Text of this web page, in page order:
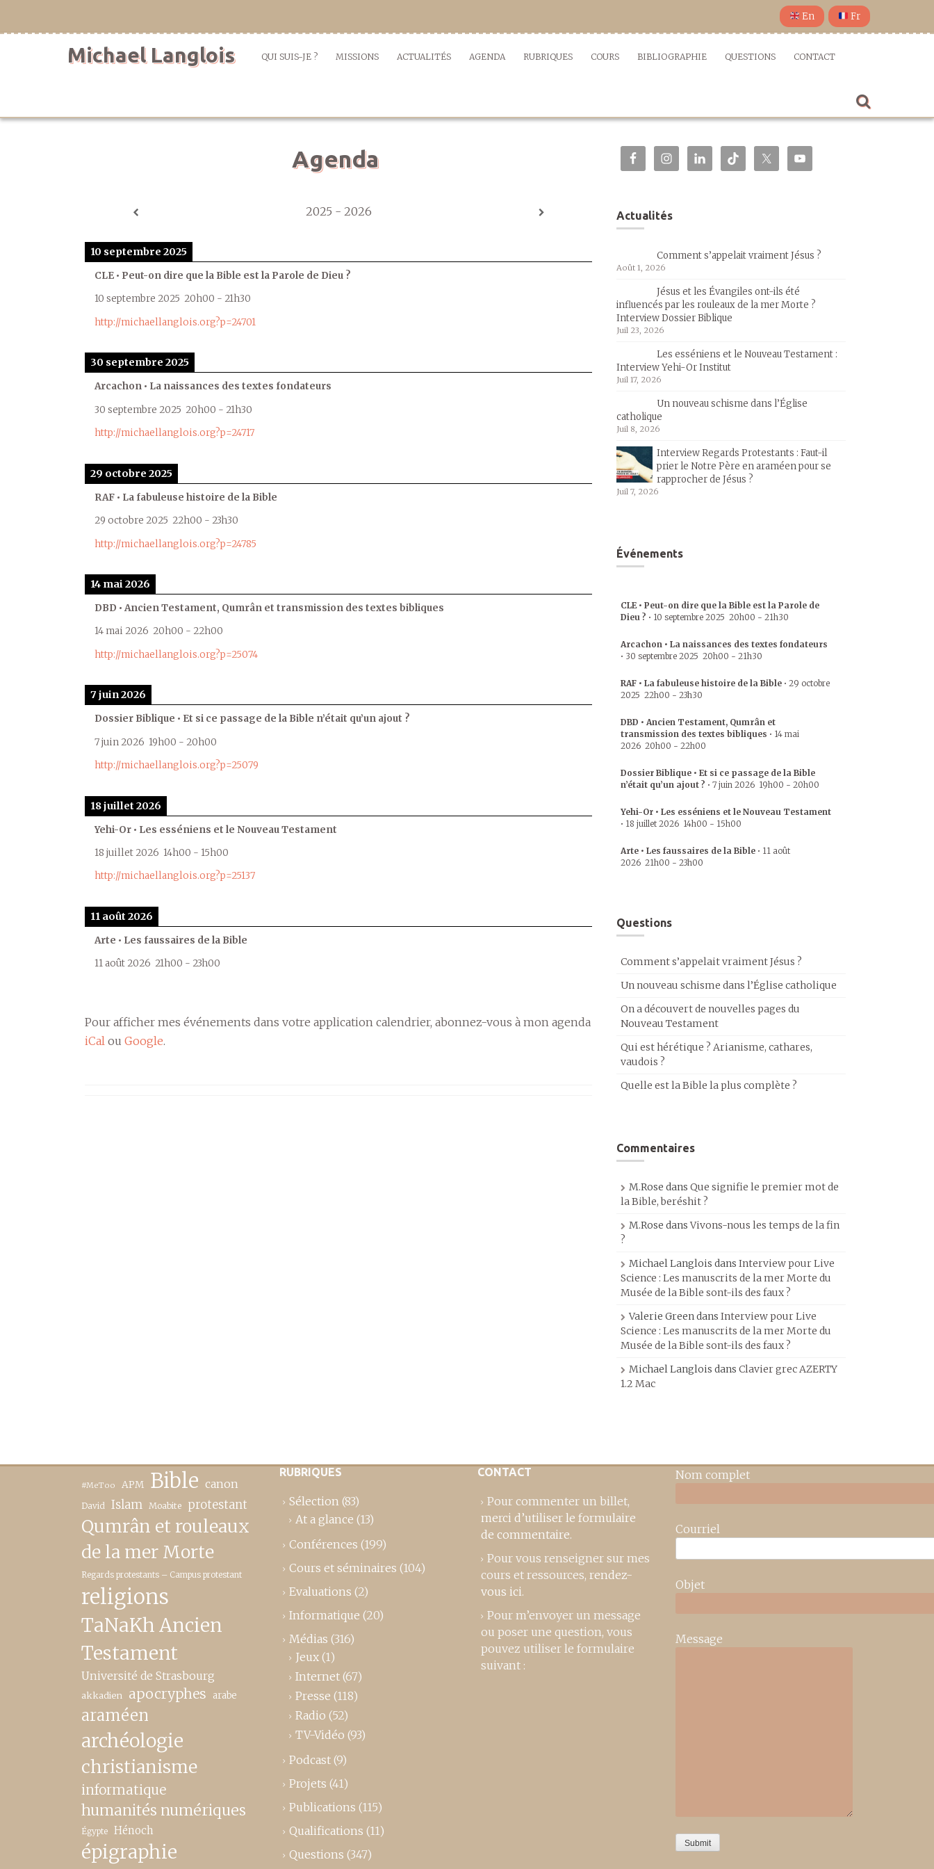
En Fr
Michael Langlois QUI SUIS-JE ? MISSIONS ACTUALITÉS AGENDA RUBRIQUES COURS BIBLIOGRAPHIE QUESTIONS CONTACT
Agenda
2025 - 2026
10 septembre 2025
CLE • Peut-on dire que la Bible est la Parole de Dieu ?
10 septembre 2025 20h00 - 21h30
http://michaellanglois.org?p=24701
30 septembre 2025
Arcachon • La naissances des textes fondateurs
30 septembre 2025 20h00 - 21h30
http://michaellanglois.org?p=24717
29 octobre 2025
RAF • La fabuleuse histoire de la Bible
29 octobre 2025 22h00 - 23h30
http://michaellanglois.org?p=24785
14 mai 2026
DBD • Ancien Testament, Qumrân et transmission des textes bibliques
14 mai 2026 20h00 - 22h00
http://michaellanglois.org?p=25074
7 juin 2026
Dossier Biblique • Et si ce passage de la Bible n’était qu’un ajout ?
7 juin 2026 19h00 - 20h00
http://michaellanglois.org?p=25079
18 juillet 2026
Yehi-Or • Les esséniens et le Nouveau Testament
18 juillet 2026 14h00 - 15h00
http://michaellanglois.org?p=25137
11 août 2026
Arte • Les faussaires de la Bible
11 août 2026 21h00 - 23h00
Pour afficher mes événements dans votre application calendrier, abonnez-vous à mon agenda
iCal ou Google.
Actualités
Comment s’appelait vraiment Jésus ?
Août 1, 2026
Jésus et les Évangiles ont-ils été
influencés par les rouleaux de la mer Morte ?
Interview Dossier Biblique
Juil 23, 2026
Les esséniens et le Nouveau Testament :
Interview Yehi-Or Institut
Juil 17, 2026
Un nouveau schisme dans l’Église
catholique
Juil 8, 2026
Interview Regards Protestants : Faut-il
prier le Notre Père en araméen pour se
rapprocher de Jésus ?
Juil 7, 2026
Événements
CLE • Peut-on dire que la Bible est la Parole de
Dieu ? • 10 septembre 2025 20h00 - 21h30
Arcachon • La naissances des textes fondateurs
• 30 septembre 2025 20h00 - 21h30
RAF • La fabuleuse histoire de la Bible • 29 octobre
2025 22h00 - 23h30
DBD • Ancien Testament, Qumrân et
transmission des textes bibliques • 14 mai
2026 20h00 - 22h00
Dossier Biblique • Et si ce passage de la Bible
n’était qu’un ajout ? • 7 juin 2026 19h00 - 20h00
Yehi-Or • Les esséniens et le Nouveau Testament
• 18 juillet 2026 14h00 - 15h00
Arte • Les faussaires de la Bible • 11 août
2026 21h00 - 23h00
Questions
Comment s’appelait vraiment Jésus ?
Un nouveau schisme dans l’Église catholique
On a découvert de nouvelles pages du
Nouveau Testament
Qui est hérétique ? Arianisme, cathares,
vaudois ?
Quelle est la Bible la plus complète ?
Commentaires
M.Rose dans Que signifie le premier mot de
la Bible, beréshit ?
M.Rose dansVivons-nous les temps de la fin
?
Michael Langlois dans Interview pour Live
Science : Les manuscrits de la mer Morte du
Musée de la Bible sont-ils des faux ?
Valerie Greendans Interview pour Live
Science : Les manuscrits de la mer Morte du
Musée de la Bible sont-ils des faux ?
Michael Langlois dans Clavier grec AZERTY
1.2 Mac
#MeToo APM Bible canon
David Islam Moabite protestant
Qumrân et rouleaux
de la mer Morte
Regards protestants – Campus protestant
religions
TaNaKh Ancien
Testament
Université de Strasbourg
akkadien apocryphes arabe
araméen
archéologie
christianisme
informatique
humanités numériques
Égypte Hénoch
épigraphie
RUBRIQUES
Sélection (83)
At a glance (13)
Conférences (199)
Cours et séminaires (104)
Evaluations (2)
Informatique (20)
Médias (316)
Jeux (1)
Internet (67)
Presse (118)
Radio (52)
TV-Vidéo (93)
Podcast (9)
Projets (41)
Publications (115)
Qualifications (11)
Questions (347)
CONTACT
Pour commenter un billet,
merci d’utiliser le formulaire
de commentaire.
Pour vous renseigner sur mes
cours et ressources, rendez-
vous ici.
Pour m’envoyer un message
ou poser une question, vous
pouvez utiliser le formulaire
suivant :
Nom complet
Courriel
Objet
Message